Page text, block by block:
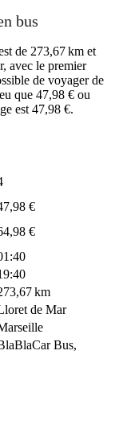
bus
de 273,67 km et
avec le premier
de voyager de
que 47,98 € ou
est 47,98 €.
€
€
km
de Mar
Bus,